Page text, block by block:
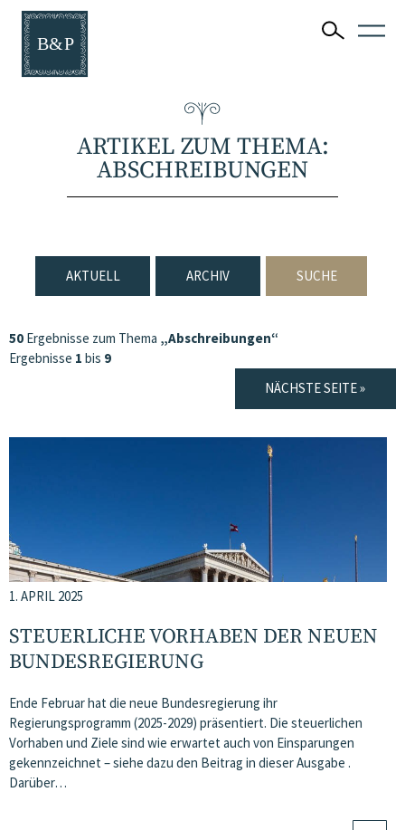
ARTIKEL ZUM THEMA:
ABSCHREIBUNGEN
AKTUELL ARCHIV SUCHE
50 Ergebnisse zum Thema „Abschreibungen“
Ergebnisse 1 bis 9
NÄCHSTE SEITE »
1. APRIL 2025
STEUERLICHE VORHABEN DER NEUEN
BUNDESREGIERUNG
Ende Februar hat die neue Bundesregierung ihr
Regierungsprogramm (2025-2029) präsentiert. Die steuerlichen
Vorhaben und Ziele sind wie erwartet auch von Einsparungen
gekennzeichnet – siehe dazu den Beitrag in dieser Ausgabe .
Darüber…